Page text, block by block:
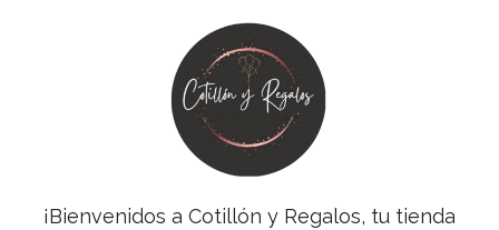
¡Bienvenidos a Cotillón y Regalos, tu tienda